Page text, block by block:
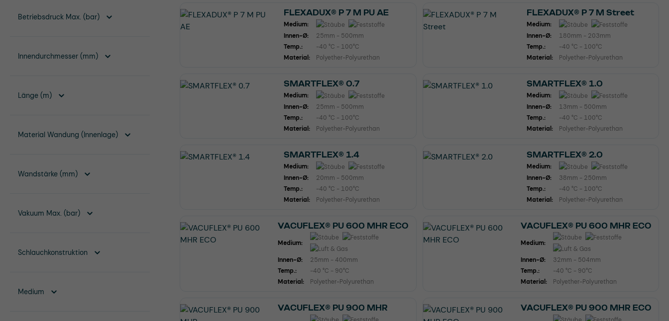
Betriebsdruck Max. (bar)
Innendurchmesser (mm)
Länge (m)
Material Wandung (Innenlage)
Wandstärke (mm)
Vakuum Max. (bar)
Schlauchkonstruktion
Medium
FLEXADUX® P 7 M PU AE
Medium:
Innen-Ø:
25mm - 500mm
Temp.:
-40 °C - 100°C
Material:
Polyether-Polyurethan
FLEXADUX® P 7 M Street
Medium:
Innen-Ø:
180mm - 203mm
Temp.:
-40 °C - 100°C
Material:
Polyether-Polyurethan
SMARTFLEX® 0.7
Medium:
Innen-Ø:
25mm - 500mm
Temp.:
-40 °C - 100°C
Material:
Polyether-Polyurethan
SMARTFLEX® 1.0
Medium:
Innen-Ø:
13mm - 500mm
Temp.:
-40 °C - 100°C
Material:
Polyether-Polyurethan
SMARTFLEX® 1.4
Medium:
Innen-Ø:
20mm - 500mm
Temp.:
-40 °C - 100°C
Material:
Polyether-Polyurethan
SMARTFLEX® 2.0
Medium:
Innen-Ø:
38mm - 250mm
Temp.:
-40 °C - 100°C
Material:
Polyether-Polyurethan
VACUFLEX® PU 600 MHR ECO
Medium:
Innen-Ø:
25mm - 400mm
Temp.:
-40 °C - 90°C
Material:
Polyether-Polyurethan
VACUFLEX® PU 600 MHR ECO
Medium:
Innen-Ø:
32mm - 504mm
Temp.:
-40 °C - 90°C
Material:
Polyether-Polyurethan
VACUFLEX® PU 900 MHR VACUFLEX® PU 900 MHR ECO